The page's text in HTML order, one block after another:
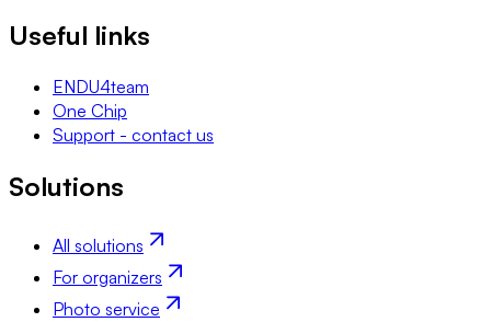
Useful links
ENDU4team
One Chip
Support - contact us
Solutions
All solutions
For organizers
Photo service